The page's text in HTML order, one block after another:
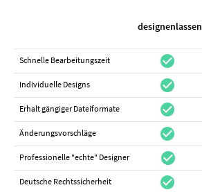
designenlassen
Schnelle Bearbeitungszeit check_circle
Individuelle Designs check_circle
Erhalt gängiger Dateiformate check_circle
Änderungsvorschläge check_circle
Professionelle "echte" Designer check_circle
Deutsche Rechtssicherheit check_circle